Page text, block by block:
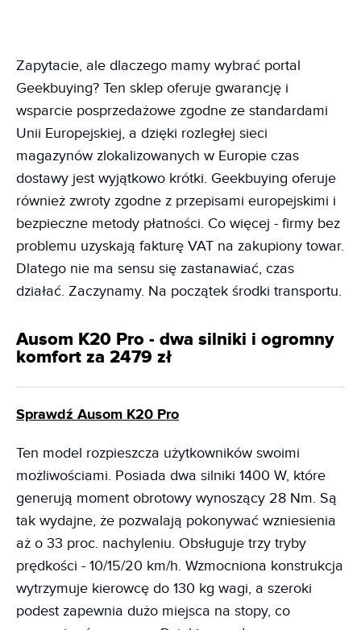
Zapytacie, ale dlaczego mamy wybrać portal
Geekbuying? Ten sklep oferuje gwarancję i
wsparcie posprzedażowe zgodne ze standardami
Unii Europejskiej, a dzięki rozległej sieci
magazynów zlokalizowanych w Europie czas
dostawy jest wyjątkowo krótki. Geekbuying oferuje
również zwroty zgodne z przepisami europejskimi i
bezpieczne metody płatności. Co więcej - firmy bez
problemu uzyskają fakturę VAT na zakupiony towar.
Dlatego nie ma sensu się zastanawiać, czas
działać. Zaczynamy. Na początek środki transportu.
Ausom K20 Pro - dwa silniki i ogromny
komfort za 2479 zł
Sprawdź Ausom K20 Pro
Ten model rozpieszcza użytkowników swoimi
możliwościami. Posiada dwa silniki 1400 W, które
generują moment obrotowy wynoszący 28 Nm. Są
tak wydajne, że pozwalają pokonywać wzniesienia
aż o 33 proc. nachyleniu. Obsługuje trzy tryby
prędkości - 10/15/20 km/h. Wzmocniona konstrukcja
wytrzymuje kierowcę do 130 kg wagi, a szeroki
podest zapewnia dużo miejsca na stopy, co